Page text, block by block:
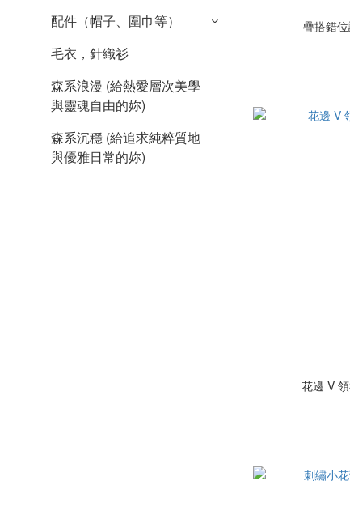
配件（帽子、圍巾等）
毛衣，針織衫
森系浪漫 (給熱愛層次美學
與靈魂自由的妳)
森系沉穩 (給追求純粹質地
與優雅日常的妳)
疊搭錯
花邊 V